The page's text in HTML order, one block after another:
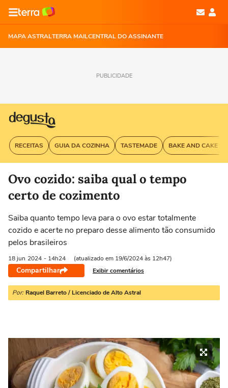
MAPA ASTRALTERRA MAILCENTRAL DO ASSINANTE
PUBLICIDADE
RECEITAS GUIA DA COZINHA TASTEMADE BAKE AND CAKE
Ovo cozido: saiba qual o tempo
certo de cozimento
Saiba quanto tempo leva para o ovo estar totalmente
cozido e acerte no preparo desse alimento tão consumido
pelos brasileiros
18 jun 2024 - 14h24 (atualizado em 19/6/2024 às 12h47)
Compartilhar Exibir comentários
Por: Raquel Barreto / Licenciado de Alto Astral